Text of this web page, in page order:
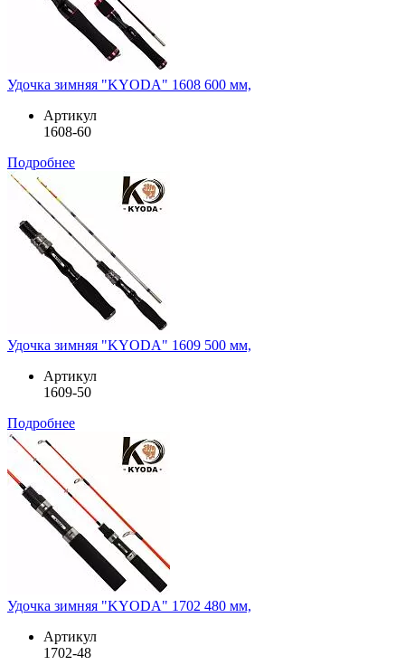
Удочка зимняя "KYODA" 1608 600 мм,
Артикул
1608-60
Подробнее
Удочка зимняя "KYODA" 1609 500 мм,
Артикул
1609-50
Подробнее
Удочка зимняя "KYODA" 1702 480 мм,
Артикул
1702-48